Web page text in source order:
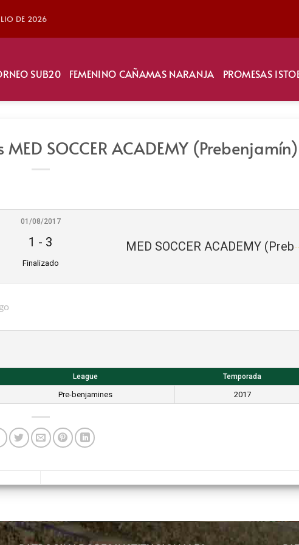
DE 2026
SUB20 FEMENINO CAÑAMAS NARANJA PROMESAS
SOCCER ACADEMY (Prebenjamín)
MED SOCCER ACADEMY (Prebenjamín)
01/08/2017
1 - 3
Finalizado
League Temporada
Pre-benjamines 2017